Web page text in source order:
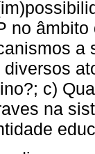
no
a
diversos
c)
na